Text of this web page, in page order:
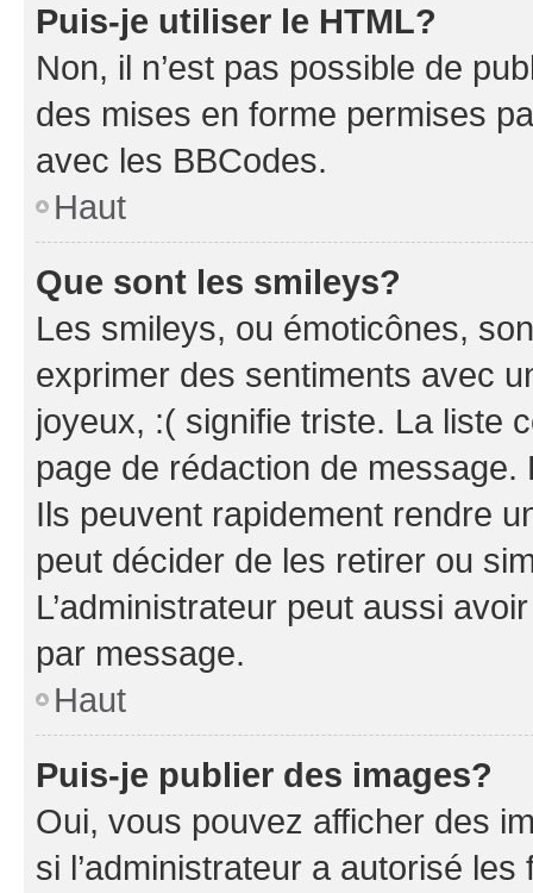
Puis-je utiliser le HTML?
Non, il n’est pas possible de
des mises en forme permises
avec les BBCodes.
Haut
Que sont les smileys?
Les smileys, ou émoticônes,
exprimer des sentiments avec
joyeux, :( signifie triste. La liste
page de rédaction de
Ils peuvent rapidement rendre
peut décider de les retirer ou
L’administrateur peut aussi
par message.
Haut
Puis-je publier des images?
Oui, vous pouvez afficher des
si l’administrateur a autorisé